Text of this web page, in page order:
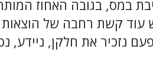
במס, בגובה האחוז
עוד קשת רחבה של
נזכיר את חלקן, ניידע,